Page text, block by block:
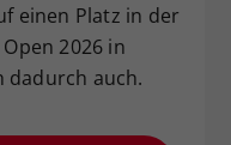
einen Platz in der
2026 in
dadurch auch.